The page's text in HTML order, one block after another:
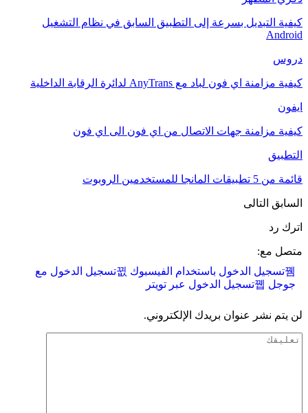
كيفية التبديل بسرعة إلى التطبيق السابق في نظام التشغيل
Android
دروس
كيفية مزامنة اي فون لباد مع AnyTrans لدائرة الرقابة الداخلية
ايفون
كيفية مزامنة جهات الاتصال من اي فون الى اي فون
التطبيق
قائمة من 5 تطبيقات المانجا للمستخدمين الروبوت
السابق التالى
اترك رد
متصل مع:
تسجيل الدخول باستخدام الفيسبوك
تسجيل الدخول مع
جوجل
تسجيل الدخول عبر تويتر
لن يتم نشر عنوان بريدك الإلكتروني.